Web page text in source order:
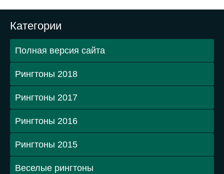
Категории
Полная версия сайта
Рингтоны 2018
Рингтоны 2017
Рингтоны 2016
Рингтоны 2015
Веселые рингтоны